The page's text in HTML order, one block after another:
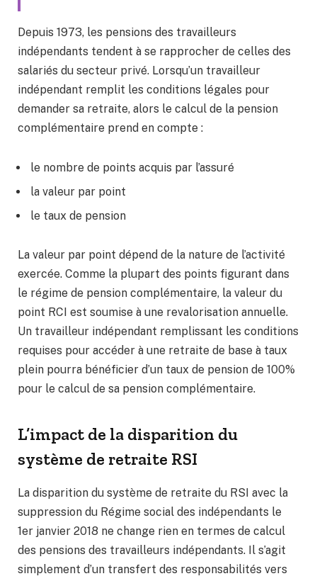
Depuis 1973, les pensions des travailleurs
indépendants tendent à se rapprocher de celles des
salariés du secteur privé. Lorsqu’un travailleur
indépendant remplit les conditions légales pour
demander sa retraite, alors le calcul de la pension
complémentaire prend en compte :
le nombre de points acquis par l’assuré
la valeur par point
le taux de pension
La valeur par point dépend de la nature de l’activité
exercée. Comme la plupart des points figurant dans
le régime de pension complémentaire, la valeur du
point RCI est soumise à une revalorisation annuelle.
Un travailleur indépendant remplissant les conditions
requises pour accéder à une retraite de base à taux
plein pourra bénéficier d’un taux de pension de 100%
pour le calcul de sa pension complémentaire.
L’impact de la disparition du
système de retraite RSI
La disparition du système de retraite du RSI avec la
suppression du Régime social des indépendants le
1er janvier 2018 ne change rien en termes de calcul
des pensions des travailleurs indépendants. Il s’agit
simplement d’un transfert des responsabilités vers